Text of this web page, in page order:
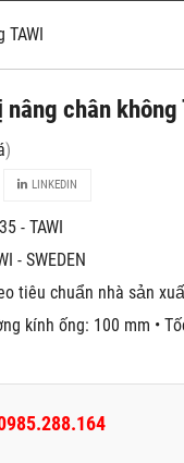
chân không
)
LINKEDIN
- TAWI
- SWEDEN
tiêu chuẩn nhà sản
kính ống: 100 mm •